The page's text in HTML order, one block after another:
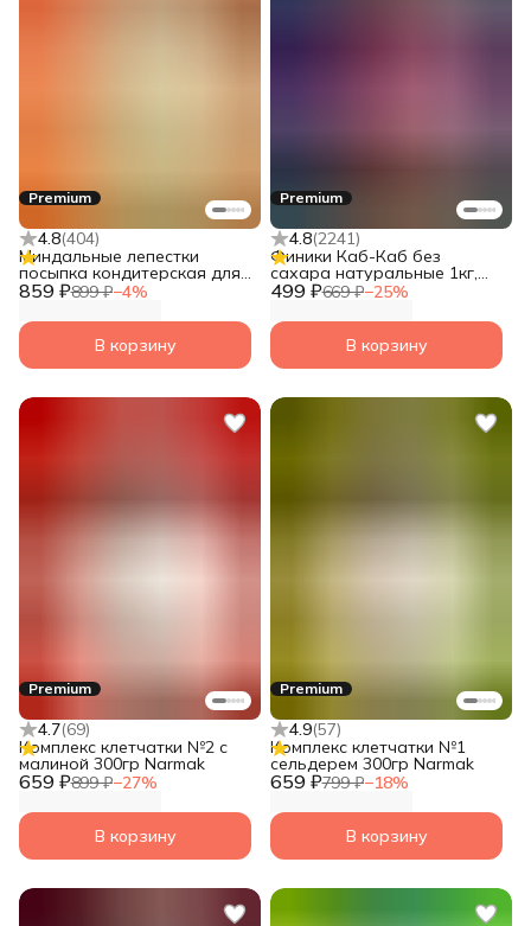
Premium
4.8(404)
859 ₽899 ₽−4%
Миндальные лепестки
посыпка кондитерская для
выпечки 500 гр Narmak
В корзину
Premium
4.8(2241)
499 ₽669 ₽−25%
Финики Каб-Каб без
сахара натуральные 1кг,
сухофрукты без сахара
альтернатива Мазафати
В корзину
Premium
4.7(69)
659 ₽899 ₽−27%
Комплекс клетчатки №2 с
малиной 300гр Narmak
В корзину
Premium
4.9(57)
659 ₽799 ₽−18%
Комплекс клетчатки №1
сельдерем 300гр Narmak
В корзину